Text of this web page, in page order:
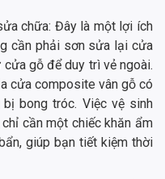
chữa: Đây là một lợi ích
cần phải sơn sửa lại cửa
gỗ để duy trì vẻ ngoài.
cửa composite vân gỗ có
bong tróc. Việc vệ sinh
cần một chiếc khăn ẩm
giúp bạn tiết kiệm thời